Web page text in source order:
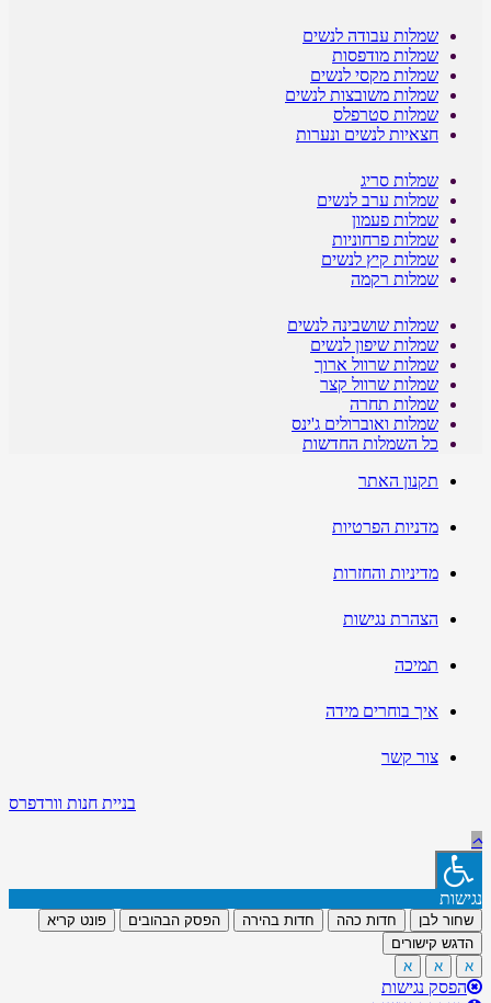
שמלות עבודה לנשים
שמלות מודפסות
שמלות מקסי לנשים
שמלות משובצות לנשים
שמלות סטרפלס
חצאיות לנשים ונערות
שמלות סריג
שמלות ערב לנשים
שמלות פעמון
שמלות פרחוניות
שמלות קיץ לנשים
שמלות רקמה
שמלות שושבינה לנשים
שמלות שיפון לנשים
שמלות שרוול ארוך
שמלות שרוול קצר
שמלות תחרה
שמלות ואוברולים ג'ינס
כל השמלות החדשות
תקנון האתר
מדניות הפרטיות
מדיניות והחזרות
הצהרת נגישות
תמיכה
איך בוחרים מידה
צור קשר
בניית חנות וורדפרס
נגישות
שחור לבן חדות כהה חדות בהירה הפסק הבהובים
פונט קריא
הדגש קישורים
א
א א
הפסק נגישות